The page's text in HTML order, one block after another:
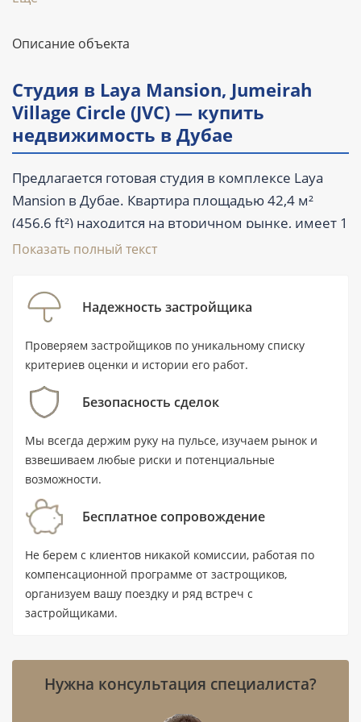
Описание объекта
Студия в Laya Mansion, Jumeirah
Village Circle (JVC) — купить
недвижимость в Дубае
Предлагается готовая студия в комплексе Laya
Mansion в Дубае. Квартира площадью 42,4 м²
(456,6 ft²) находится на вторичном рынке, имеет 1
ванную комнату, балкон и террасу. Комплекс
меблировка позволяет оценить фактическое
состояние лота перед сделкой и спланировать
Ключевые характеристики
планировка — студия, 1 ванная комната.
Площадь: 42,4 м² (456,6 ft²).
Цена: цену уточняйте у специалиста.
рынке; комплекс сдан во II квартале 2021
года.
Локация: Дубай, Jumeirah Village Circle
City, расстояние 8,6 км.
До воды — 4,8 км, до аэропорта — 23,6
Показать полный текст
Надежность застройщика
Проверяем застройщиков по уникальному списку
критериев оценки и истории его работ.
Безопасность сделок
Мы всегда держим руку на пульсе, изучаем рынок и
взвешиваем любые риски и потенциальные
возможности.
Бесплатное сопровождение
Не берем с клиентов никакой комиссии, работая по
компенсационной программе от застрощиков,
организуем вашу поездку и ряд встреч с
застройщиками.
Нужна консультация специалиста?